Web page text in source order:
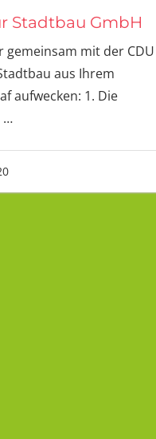
Stadtbau GmbH
gemeinsam mit der CDU
aus Ihrem
aufwecken: 1. Die
…